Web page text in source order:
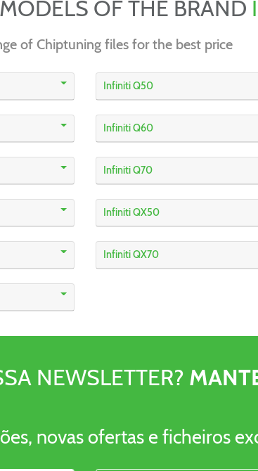
OF THE BRAND
of Chiptuning files for the best price
Infiniti Q50
Infiniti Q60
Infiniti Q70
Infiniti QX50
Infiniti QX70
NEWSLETTER?
novas ofertas e ficheiros